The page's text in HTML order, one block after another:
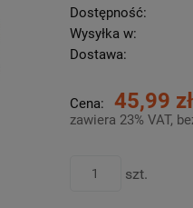
Dostępność:
Wysyłka w:
Dostawa:
Cena: 45,99 zł
zawiera 23% VAT,
szt.